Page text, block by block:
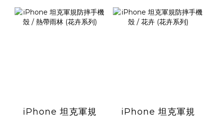
iPhone 坦克軍規
iPhone 坦克軍規